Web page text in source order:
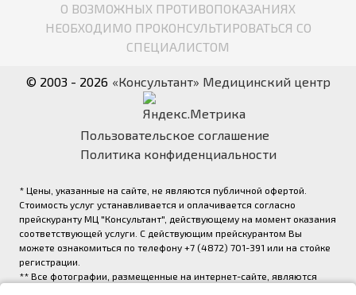
О ВОЗМОЖНЫХ ПРОТИВОПОКАЗАНИЯХ
НЕОБХОДИМО ПРОКОНСУЛЬТИРОВАТЬСЯ СО
СПЕЦИАЛИСТОМ
© 2003 - 2026 «Консультант» Медицинский центр
Пользовательское соглашение
Политика конфиденциальности
* Цены, указанные на сайте, не являются публичной офертой.
Стоимость услуг устанавливается и оплачивается согласно
прейскуранту МЦ "Консультант", действующему на момент оказания
соответствующей услуги. С действующим прейскурантом Вы
можете ознакомиться по телефону +7 (4872) 701-391 или на стойке
регистрации.
** Все фотографии, размещенные на интернет-сайте, являются